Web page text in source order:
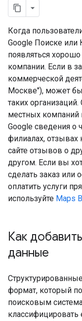
Когда
Google Поиске или
появляться
компании. Если в
коммерческой
Москве"), может
таких
местных компаний
Google сведения о
филиалах,
сайте отзывов о
другом. Если вы
сделать заказ или
оплатить услуги
используйте Maps
Как
данные
формат, который
поисковым
классифицировать